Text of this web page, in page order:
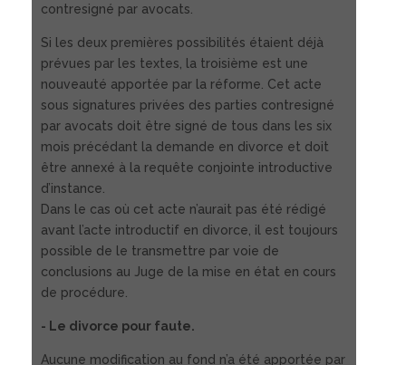
contresigné par avocats.
Si les deux premières possibilités étaient déjà
prévues par les textes, la troisième est une
nouveauté apportée par la réforme. Cet acte
sous signatures privées des parties contresigné
par avocats doit être signé de tous dans les six
mois précédant la demande en divorce et doit
être annexé à la requête conjointe introductive
d’instance.
Dans le cas où cet acte n’aurait pas été rédigé
avant l’acte introductif en divorce, il est toujours
possible de le transmettre par voie de
conclusions au Juge de la mise en état en cours
de procédure.
- Le divorce pour faute.
Aucune modification au fond n’a été apportée par